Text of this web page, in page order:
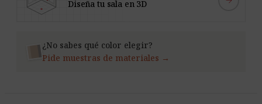
Diseña tu sala en 3D
¿No sabes qué color elegir?
Pide muestras de materiales →